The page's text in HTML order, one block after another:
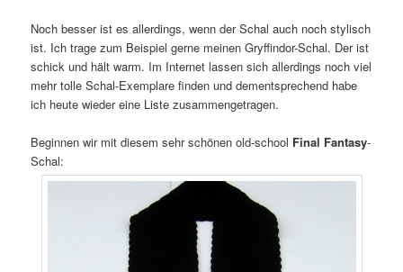
Noch besser ist es allerdings, wenn der Schal auch noch stylisch
ist. Ich trage zum Beispiel gerne meinen Gryffindor-Schal. Der ist
schick und hält warm. Im Internet lassen sich allerdings noch viel
mehr tolle Schal-Exemplare finden und dementsprechend habe
ich heute wieder eine Liste zusammengetragen.
Beginnen wir mit diesem sehr schönen old-school Final Fantasy-
Schal: